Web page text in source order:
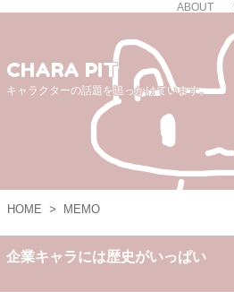
ABOUT
CHARA PIT
キャラクターの話題を追っかけています。
HOME > MEMO
企業キャラには歴史がいっぱい